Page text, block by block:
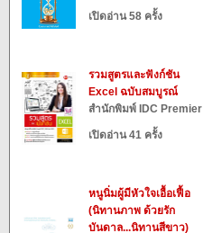
เปิดอ่าน 58 ครั้ง
รวมสูตรและฟังก์ชัน
Excel ฉบับสมบูรณ์
สำนักพิมพ์ IDC Premier
เปิดอ่าน 41 ครั้ง
หนูนิ่มผู้มีหัวใจเอื้อเฟื้อ
(นิทานภาพ ด้วยรัก
บันดาล...นิทานสีขาว)